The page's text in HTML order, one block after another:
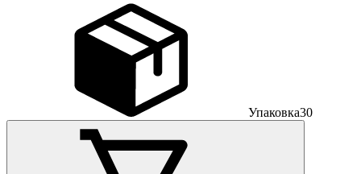
Упаковка30